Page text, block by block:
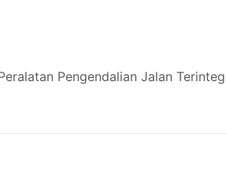
Pengendalian Jalan